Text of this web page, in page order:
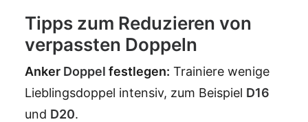
Tipps zum Reduzieren von
verpassten Doppeln
Anker Doppel festlegen: Trainiere wenige
Lieblingsdoppel intensiv, zum Beispiel D16
und D20.